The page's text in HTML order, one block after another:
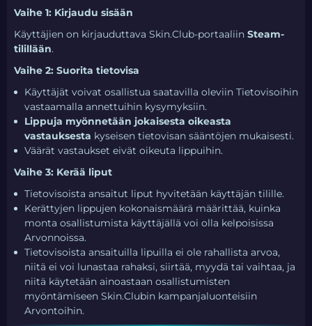
Vaihe 1: Kirjaudu sisään
Käyttäjien on kirjauduttava Skin.Club-portaaliin Steam-
tilillään.
Vaihe 2: Suorita tietovisa
Käyttäjät voivat osallistua saatavilla oleviin Tietovisoihin
vastaamalla annettuihin kysymyksiin.
Lippuja myönnetään jokaisesta oikeasta
vastauksesta kyseisen tietovisan sääntöjen mukaisesti.
Väärät vastaukset eivät oikeuta lippuihin.
Vaihe 3: Kerää liput
Tietovisoista ansaitut liput hyvitetään käyttäjän tilille.
Kerättyjen lippujen kokonaismäärä määrittää, kuinka
monta osallistumista käyttäjällä voi olla kelpoisissa
Arvonnoissa.
Tietovisoista ansaituilla lipuilla ei ole rahallista arvoa,
niitä ei voi lunastaa rahaksi, siirtää, myydä tai vaihtaa, ja
niitä käytetään ainoastaan osallistumisten
myöntämiseen Skin.Clubin kampanjaluonteisiin
Arvontoihin.